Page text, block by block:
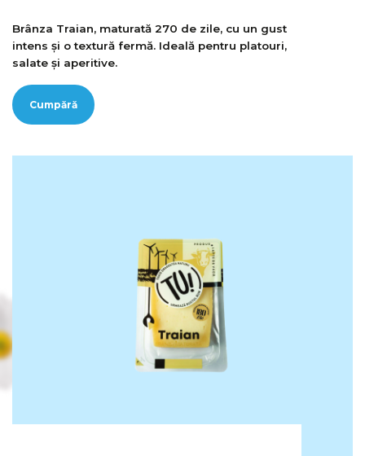
Brânza Traian, maturată 270 de zile, cu un gust
intens și o textură fermă. Ideală pentru platouri,
salate și aperitive.
Cumpără